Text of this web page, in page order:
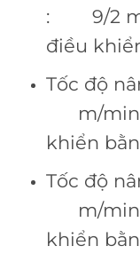
: 9/2 m/
điều
Tốc độ
m/min
khiển
Tốc độ
m/min
khiển